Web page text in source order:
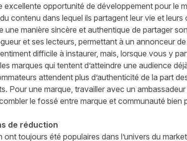
excellente opportunité de développement pour le
contenu dans lequel ils partagent leur vie et leurs
une manière sincère et authentique de partager
et ses lecteurs, permettant à un annonceur
difficile à instaurer, mais, lorsque vous y
marques qui tentent d’atteindre une audience
attendent plus d’authenticité de la part
Pour une marque, travailler avec un
le fossé entre marque et communauté bien
de réduction
ont toujours été populaires dans l’univers du